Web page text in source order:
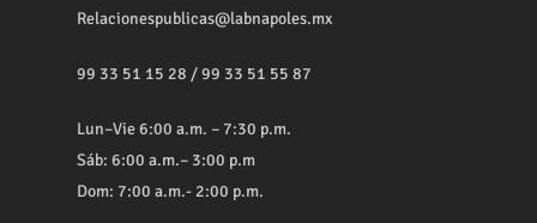
Relacionespublicas@labnapoles.mx
99 33 51 15 28 /99 33 51 55 87
Lun–Vie 6:00 a.m. – 7:30 p.m.
Sáb: 6:00 a.m.– 3:00 p.m
Dom: 7:00 a.m.- 2:00 p.m.